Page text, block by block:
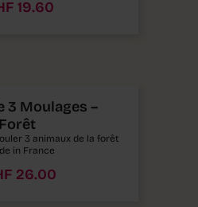
19.60
3 Moulages –
Forêt
3 animaux de la forêt
in France
26.00